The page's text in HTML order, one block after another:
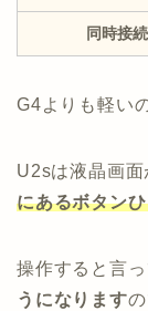
同時接
G4よりも軽い
U2sは液晶画
にあるボタン
操作すると言っ
うになります